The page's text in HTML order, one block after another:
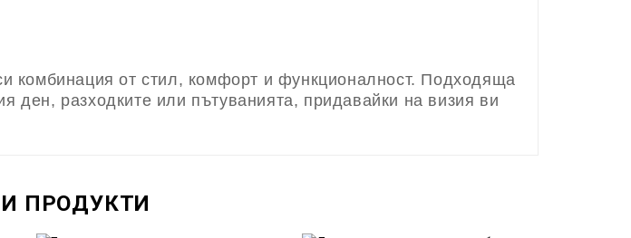
комбинация от стил, комфорт и функционалност. Подходяща
ден, разходките или пътуванията, придавайки на визия ви
ПРОДУКТИ